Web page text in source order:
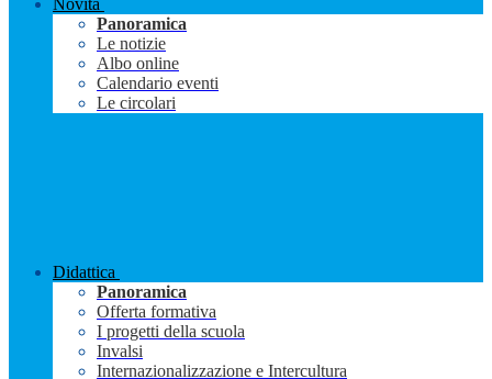
Novità
Panoramica
Le notizie
Albo online
Calendario eventi
Le circolari
Didattica
Panoramica
Offerta formativa
I progetti della scuola
Invalsi
Internazionalizzazione e Intercultura